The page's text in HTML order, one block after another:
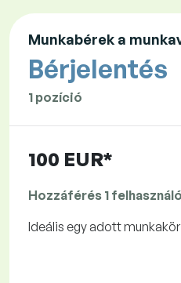
Munkabérek a
Bérjelentés
1 pozíció
100 EUR*
Hozzáférés 1
Ideális egy adott